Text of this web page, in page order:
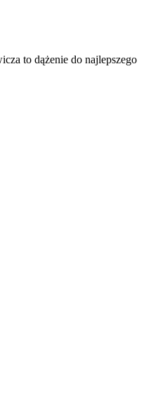
to dążenie do najlepszego